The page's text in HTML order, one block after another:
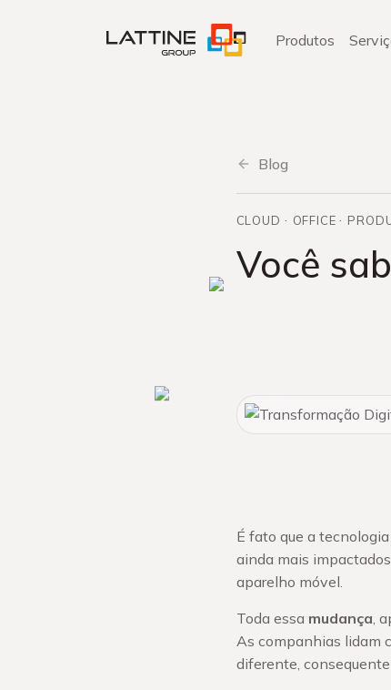
Produtos
Blog
CLOUD OFFICE
Você
É fato que a
ainda mais
aparelho móvel.
Toda essa mudança,
As companhias lidam
diferente,